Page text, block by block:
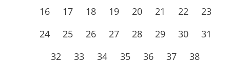
16
17 18 19 20 21 22
23
24
25 26 27 28 29 30
31
32
33 34 35 36 37
38